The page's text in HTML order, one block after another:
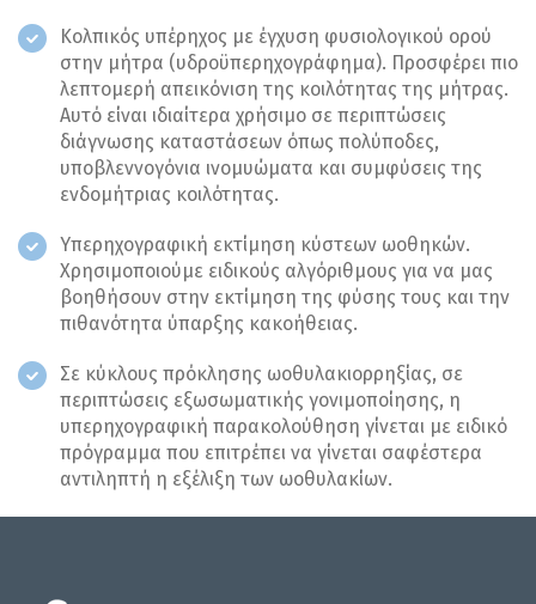
Κολπικός υπέρηχος με έγχυση φυσιολογικού ορού
στην μήτρα (υδροϋπερηχογράφημα). Προσφέρει πιο
λεπτομερή απεικόνιση της κοιλότητας της μήτρας.
Αυτό είναι ιδιαίτερα χρήσιμο σε περιπτώσεις
διάγνωσης καταστάσεων όπως πολύποδες,
υποβλεννογόνια ινομυώματα και συμφύσεις της
ενδομήτριας κοιλότητας.
Υπερηχογραφική εκτίμηση κύστεων ωοθηκών.
Χρησιμοποιούμε ειδικούς αλγόριθμους για να μας
βοηθήσουν στην εκτίμηση της φύσης τους και την
πιθανότητα ύπαρξης κακοήθειας.
Σε κύκλους πρόκλησης ωοθυλακιορρηξίας, σε
περιπτώσεις εξωσωματικής γονιμοποίησης, η
υπερηχογραφική παρακολούθηση γίνεται με ειδικό
πρόγραμμα που επιτρέπει να γίνεται σαφέστερα
αντιληπτή η εξέλιξη των ωοθυλακίων.